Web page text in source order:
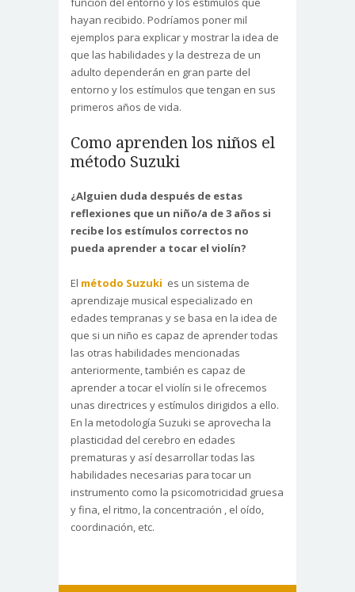
hayan recibido. Podríamos poner mil
ejemplos para explicar y mostrar la idea de
que las habilidades y la destreza de un
adulto dependerán en gran parte del
entorno y los estímulos que tengan en sus
primeros años de vida.
Como aprenden los niños el
método Suzuki
¿Alguien duda después de estas
reflexiones que un niño/a de 3 años si
recibe los estímulos correctos no
pueda aprender a tocar el violín?
El método Suzuki es un sistema de
aprendizaje musical especializado en
edades tempranas y se basa en la idea de
que si un niño es capaz de aprender todas
las otras habilidades mencionadas
anteriormente, también es capaz de
aprender a tocar el violín si le ofrecemos
unas directrices y estímulos dirigidos a ello.
En la metodología Suzuki se aprovecha la
plasticidad del cerebro en edades
prematuras y así desarrollar todas las
habilidades necesarias para tocar un
instrumento como la psicomotricidad gruesa
y fina, el ritmo, la concentración , el oído,
coordinación, etc.